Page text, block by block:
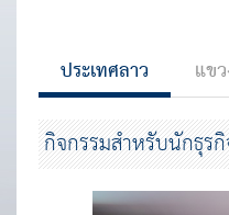
ประเทศลาว แข
กิจกรรมสำหรับนักธุร